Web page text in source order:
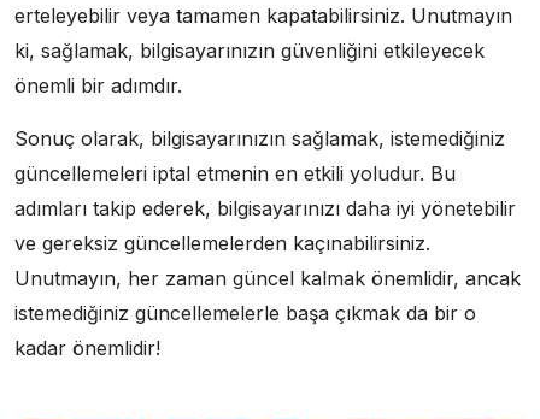
erteleyebilir veya tamamen kapatabilirsiniz. Unutmayın
ki, sağlamak, bilgisayarınızın güvenliğini etkileyecek
önemli bir adımdır.
Sonuç olarak, bilgisayarınızın sağlamak, istemediğiniz
güncellemeleri iptal etmenin en etkili yoludur. Bu
adımları takip ederek, bilgisayarınızı daha iyi yönetebilir
ve gereksiz güncellemelerden kaçınabilirsiniz.
Unutmayın, her zaman güncel kalmak önemlidir, ancak
istemediğiniz güncellemelerle başa çıkmak da bir o
kadar önemlidir!